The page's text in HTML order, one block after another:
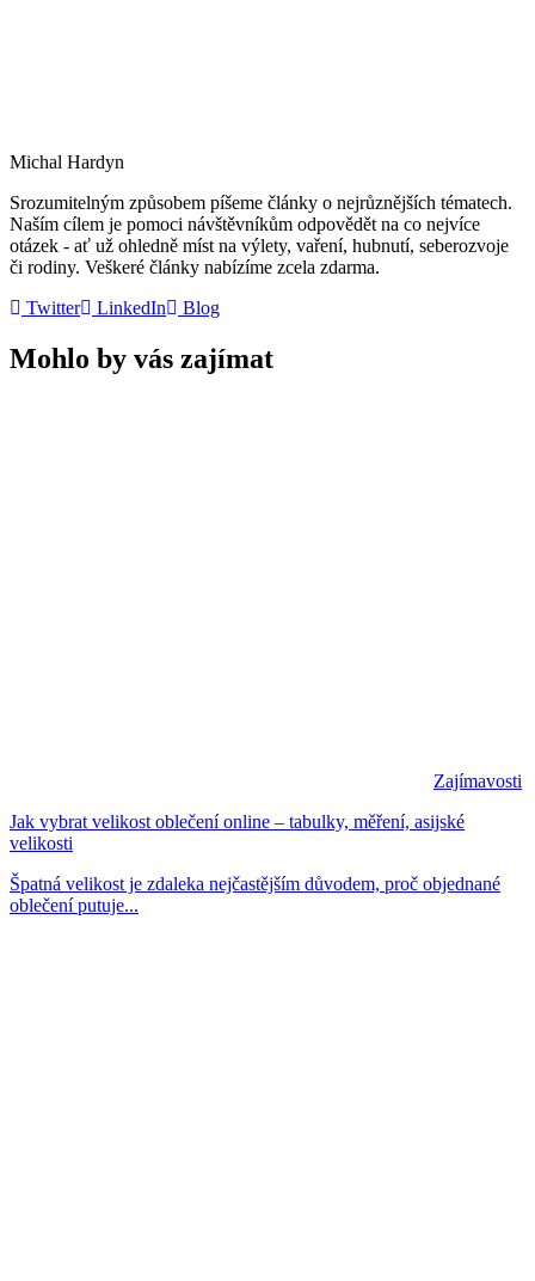
Michal Hardyn
Srozumitelným způsobem píšeme články o nejrůznějších tématech.
Naším cílem je pomoci návštěvníkům odpovědět na co nejvíce
otázek - ať už ohledně míst na výlety, vaření, hubnutí, seberozvoje
či rodiny. Veškeré články nabízíme zcela zdarma.
Twitter
LinkedIn Blog
Mohlo by vás zajímat
Zajímavosti
Jak vybrat velikost oblečení online – tabulky, měření, asijské
velikosti
Špatná velikost je zdaleka nejčastějším důvodem, proč objednané
oblečení putuje...